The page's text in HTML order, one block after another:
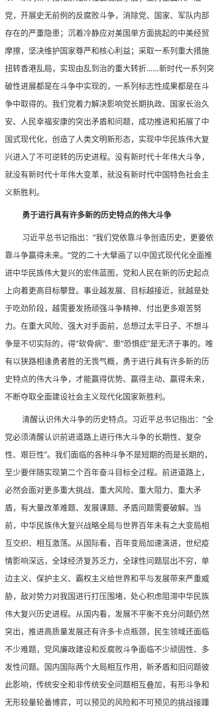
党，开展史无前例的反腐败斗争，消除党、国家、军队内部
存在的严重隐患；沉着冷静应对美国单方面挑起的中美经贸
摩擦，坚决维护国家尊严和核心利益；采取一系列重大措施
扭转香港乱局，实现由乱到治的重大转折……新时代一系列突
破性进展都是在斗争中实现的，一系列标志性成果都是在斗
争中取得的。我们党着力解决影响党长期执政、国家长治久
安、人民幸福安康的突出矛盾和问题，成功推进和拓展了中
国式现代化，创造了人类文明新形态，实现中华民族伟大复
兴进入了不可逆转的历史进程。没有新时代十年伟大斗争，
就没有新时代十年伟大变革，就没有新时代中国特色社会主
义新胜利。
勇于进行具有许多新的历史特点的伟大斗争
习近平总书记指出：“我们党依靠斗争创造历史，更要依
靠斗争赢得未来。”党的二十大擘画了以中国式现代化全面推
进中华民族伟大复兴的宏伟蓝图，党和人民在新的历史起点
上向着更高目标攀登。事业越发展、目标越接近，就越是处
于吃劲阶段，越需要发扬顽强斗争精神、付出更多艰苦努
力。在重大风险、强大对手面前，总想过太平日子、不想斗
争是不切实际的，得“软骨病”、患“恐惧症”是无济于事的。唯
有以狭路相逢勇者胜的无畏气概，勇于进行具有许多新的历
史特点的伟大斗争，才能赢得优势、赢得主动、赢得未来，
不断夺取全面建设社会主义现代化国家新胜利。
清醒认识伟大斗争的历史特点。习近平总书记指出：“全
党必须清醒认识前进道路上进行伟大斗争的长期性、复杂
性、艰巨性”。我们面临的各种斗争不是短期的而是长期的，
至少要伴随实现第二个百年奋斗目标全过程。前进道路上，
必然会面对更多重大挑战、重大风险、重大阻力、重大矛
盾，有大量改革难题、发展课题、矛盾问题需要破解。当
前，中华民族伟大复兴战略全局与世界百年未有之大变局相
互交织、相互激荡。从国际看，百年变局加速演进，世纪疫
情影响深远，全球经济复苏乏力，全球性问题层出不穷，单
边主义、保护主义、霸权主义给世界和平与发展带来严重威
胁，敌对势力对我国进行打压围堵，处心积虑阻滞中华民族
伟大复兴历史进程。从国内看，发展不平衡不充分问题仍然
突出，推进高质量发展还有许多卡点瓶颈，民生领域还面临
不少难题，党风廉政建设和反腐败斗争面临不少顽固性、多
发性问题。国内国际两个大局相互作用，新矛盾和旧问题彼
此影响，传统安全和非传统安全问题相互叠加，有形斗争和
无形较量轮番博弈，可以预见的风险和不可预见的挑战接踵